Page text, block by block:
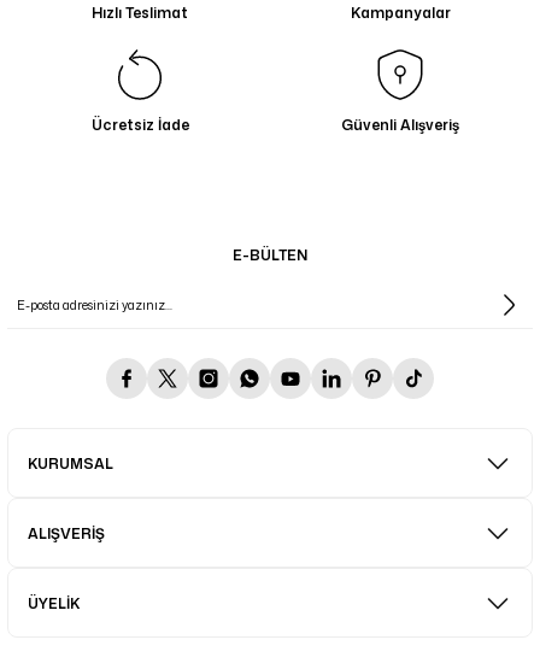
Hızlı Teslimat Kampanyalar
Ücretsiz İade Güvenli Alışveriş
E-BÜLTEN
KURUMSAL
ALIŞVERİŞ
ÜYELİK